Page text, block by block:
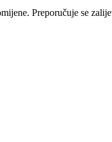
Preporučuje se